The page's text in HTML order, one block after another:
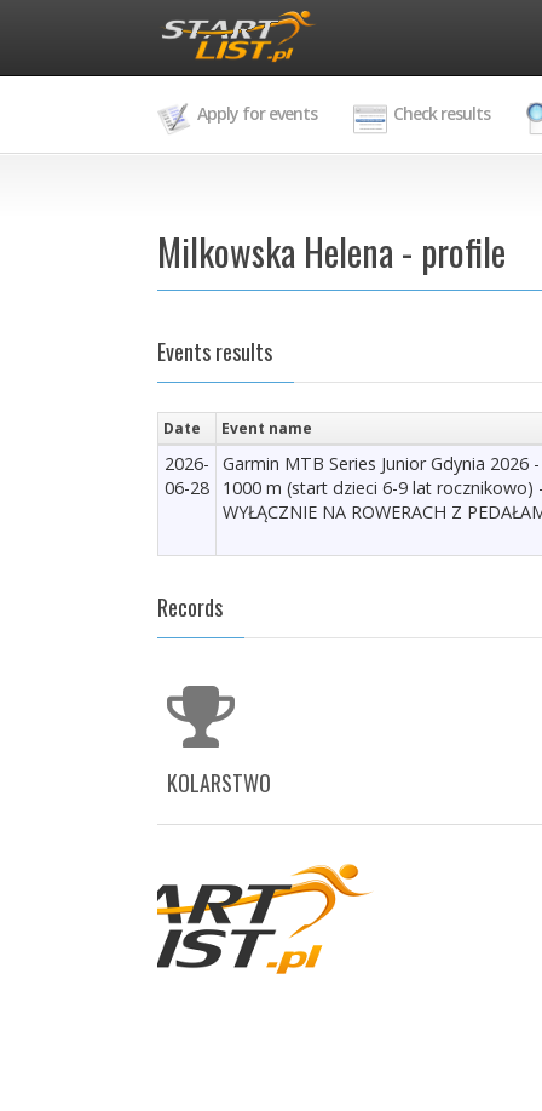
Apply for events Check results
Milkowska Helena - profile
Events results
Date Event name
2026-
06-28
Garmin MTB Series Junior Gdynia 2026
1000 m (start dzieci 6-9 lat rocznikowo)
WYŁĄCZNIE NA ROWERACH Z
Records
KOLARSTWO